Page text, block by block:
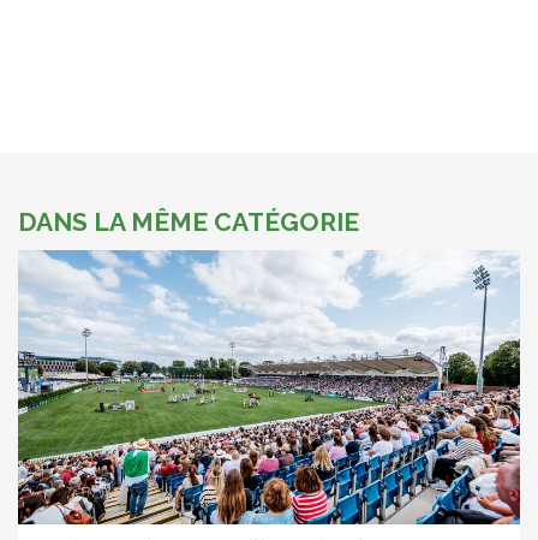
DANS LA MÊME CATÉGORIE